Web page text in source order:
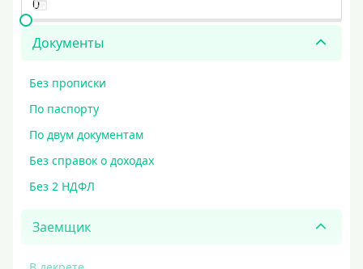
Документы
Без прописки
По паспорту
По двум документам
Без справок о доходах
Без 2 НДФЛ
Заемщик